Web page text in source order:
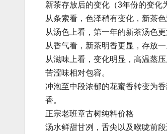
新茶存放后的变化（3年份的变化
从条索看，色泽稍有变化，新茶
从汤色上看，第一年的新茶汤色
从香气看，新茶明香更显，存放
从滋味上看，变化明显，高温蒸
苦涩味相对包容。
冲泡至中段浓郁的花蜜香转变为
香。
正宗老班章古树纯料价格
汤水鲜甜甘冽，舌尖以及喉咙前